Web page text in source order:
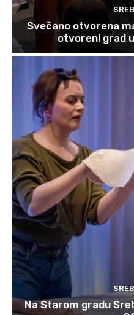
Svečano otvorena
otvoreni grad
Na Starom gradu